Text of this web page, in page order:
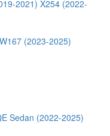
2021) X254 (2022-
W167 (2023-2025)
Sedan (2022-2025)